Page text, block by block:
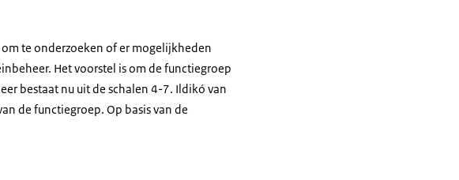
te onderzoeken of er mogelijkheden
Het voorstel is om de functiegroep
bestaat nu uit de schalen 4-7. Ildikó van
de functiegroep. Op basis van de